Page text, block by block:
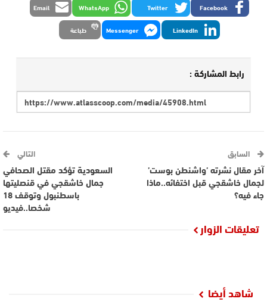
Facebook
Twitter
WhatsApp
Email
LinkedIn
Messenger طباعة
رابط المشاركة :
السابق
آخر مقال نشرته ’واشنطن بوست’
لجمال خاشقجي قبل اختفائه..ماذا
جاء فيه؟
التالي
السعودية تؤكد مقتل الصحافي
جمال خاشقجي في قنصليتها
باسطنبول وتوقف 18
شخصا..فيديو
تعليقات الزوار
شاهد أيضا